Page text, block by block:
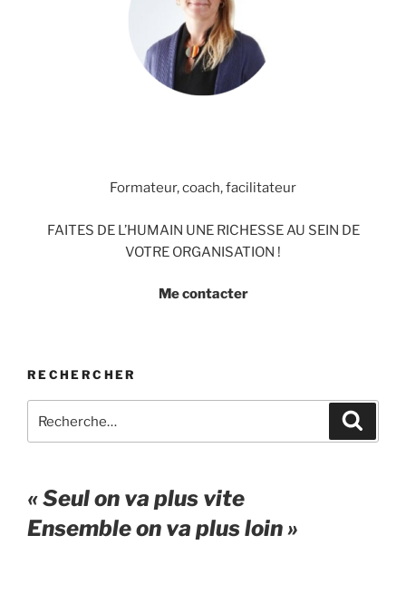
Formateur, coach, facilitateur
FAITES DE L’HUMAIN UNE RICHESSE AU SEIN DE
VOTRE ORGANISATION !
Me contacter
RECHERCHER
pour
« Seul on va plus vite
Ensemble on va plus loin »